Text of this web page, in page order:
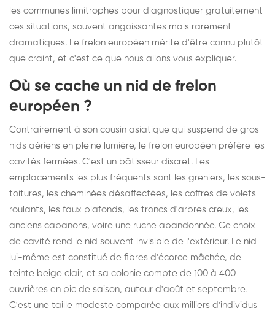
les communes limitrophes pour diagnostiquer gratuitement
ces situations, souvent angoissantes mais rarement
dramatiques. Le frelon européen mérite d'être connu plutôt
que craint, et c'est ce que nous allons vous expliquer.
Où se cache un nid de frelon
européen ?
Contrairement à son cousin asiatique qui suspend de gros
nids aériens en pleine lumière, le frelon européen préfère les
cavités fermées. C'est un bâtisseur discret. Les
emplacements les plus fréquents sont les greniers, les sous-
toitures, les cheminées désaffectées, les coffres de volets
roulants, les faux plafonds, les troncs d'arbres creux, les
anciens cabanons, voire une ruche abandonnée. Ce choix
de cavité rend le nid souvent invisible de l'extérieur. Le nid
lui-même est constitué de fibres d'écorce mâchée, de
teinte beige clair, et sa colonie compte de 100 à 400
ouvrières en pic de saison, autour d'août et septembre.
C'est une taille modeste comparée aux milliers d'individus